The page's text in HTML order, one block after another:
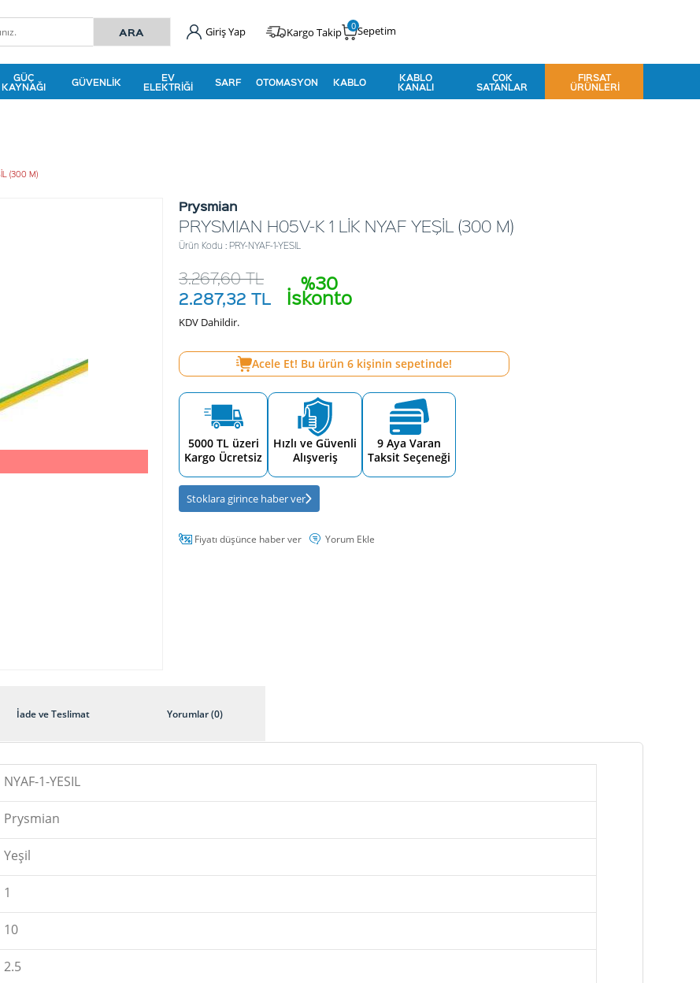
Giriş Yap Kargo Takip Sepetim
0
GÜÇ
KAYNAĞI GÜVENLIK EV
ELEKTRIĞI SARF OTOMASYON KABLO KABLO
KANALI
ÇOK
SATANLAR
FIRSAT
ÜRÜNLERI
(300 M)
Prysmian
PRYSMIAN H05V-K 1 LİK NYAF YEŞİL (300 M)
Ürün Kodu : PRY-NYAF-1-YESIL
%30
İskonto
3.267,60TL
2.287,32 TL
KDV Dahildir.
Acele Et! Bu ürün 6kişinin sepetinde!
5000 TL üzeri
Kargo Ücretsiz
Hızlı ve Güvenli
Alışveriş
9 Aya Varan
Taksit Seçeneği
Stoklara girince haber ver
Fiyatı düşünce haber ver Yorum Ekle
İade ve Teslimat Yorumlar (0)
NYAF-1-YESIL
Prysmian
Yeşil
1
10
2.5